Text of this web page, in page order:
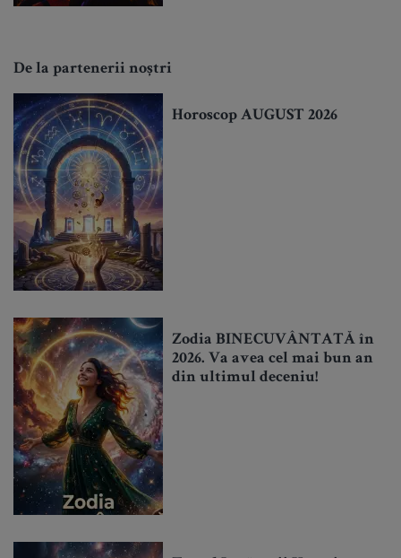
De la partenerii noștri
Horoscop AUGUST 2026
Zodia BINECUVÂNTATĂ în
2026. Va avea cel mai bun an
din ultimul deceniu!